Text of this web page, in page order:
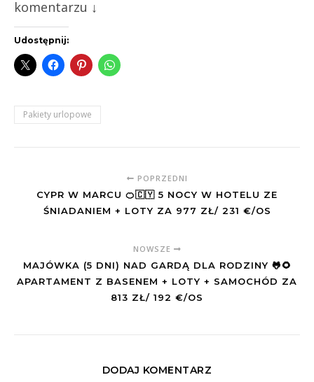
komentarzu ↓
Udostępnij:
Pakiety urlopowe
POPRZEDNI
CYPR W MARCU 🍊🇨🇾 5 NOCY W HOTELU ZE
ŚNIADANIEM + LOTY ZA 977 ZŁ/ 231 €/OS
NOWSZE
MAJÓWKA (5 DNI) NAD GARDĄ DLA RODZINY 🐸🌻
APARTAMENT Z BASENEM + LOTY + SAMOCHÓD ZA
813 ZŁ/ 192 €/OS
DODAJ KOMENTARZ